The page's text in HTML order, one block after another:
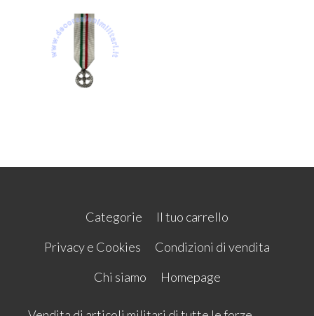
Categorie
Il tuo carrello
Privacy e Cookies
Condizioni di vendita
Chi siamo
Homepage